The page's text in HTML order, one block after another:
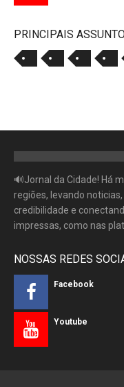
PRINCIPAIS
🔊Jornal da Cidade! Há
regiões, levando
credibilidade e
impressas, como nas
NOSSAS REDES
Facebook
Youtube